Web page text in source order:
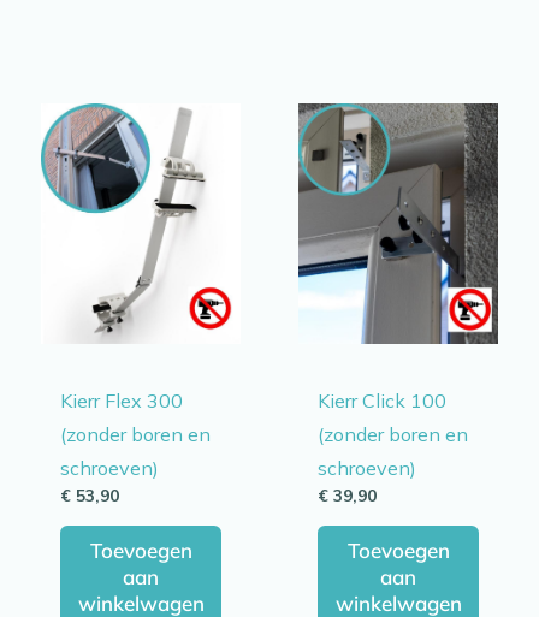
Kierr Flex 300
(zonder boren en
schroeven)
€ 53,90
Toevoegen
aan
winkelwagen
Kierr Click 100
(zonder boren en
schroeven)
€ 39,90
Toevoegen
aan
winkelwagen